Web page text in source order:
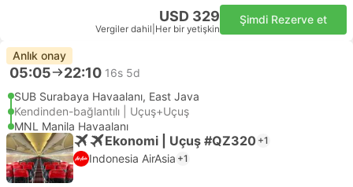
USD 329
Vergiler dahil Her bir yetişkin
Şimdi Rezerve et
Anlık onay
05:05 22:10 16s 5d
SUB Surabaya Havaalanı, East Java
Kendinden-bağlantılı | Uçuş+Uçuş
MNL Manila Havaalanı
Ekonomi | Uçuş #QZ320 +1
Indonesia AirAsia +1